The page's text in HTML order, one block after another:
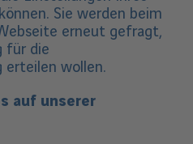
Sie werden beim
erneut gefragt,
für die
wollen.
auf unserer